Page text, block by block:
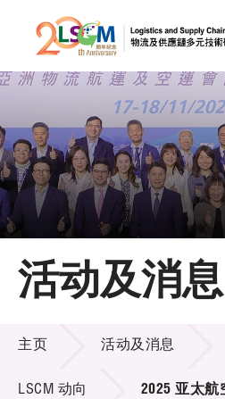
跳到内容（按回
A
主页
关于LSCM
技术商品化
项目及资助计划
活动及消息
活动及消息
主页 活动及消息
LSCM 动向 2025 亚太航